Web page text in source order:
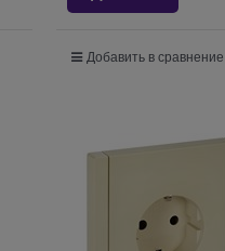
Добавить в сравнение